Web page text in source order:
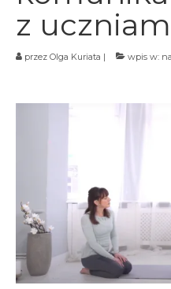
ubrania
Szczecin
specjalistyczne
artykuły i video
Zaloguj
platforma kursowa
z
przez Olga Kuriata | wpis w: